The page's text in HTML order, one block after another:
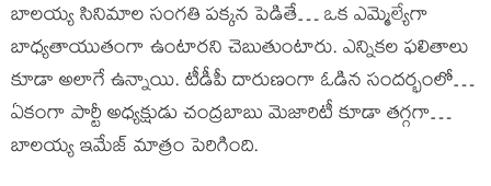
బాలయ్య సినిమాల సంగతి పక్కన పెడితే… ఒక ఎమ్మెల్యేగా
బాధ్యతాయుతంగా ఉంటారని చెబుతుంటారు. ఎన్నికల ఫలితాలు
కూడా అలాగే ఉన్నాయి. టీడీపీ దారుణంగా ఓడిన సందర్భంలో…
ఏకంగా పార్టీ అధ్యక్షుడు చంద్రబాబు మెజారిటీ కూడా తగ్గగా…
బాలయ్య ఇమేజ్ మాత్రం పెరిగింది.